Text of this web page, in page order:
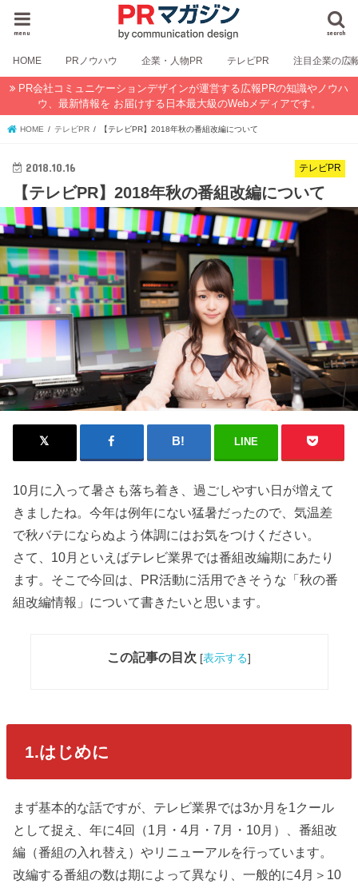
search
menu
HOME PRノウハウ 企業・人物PR テレビPR 注目企業の広
PR会社コミュニケーションデザインが運営する広報PRの知識やノウハ
ウ、最新情報を お届けする日本最大級のWebメディアです。
HOME テレビPR 【テレビPR】2018年秋の番組改編について
テレビPR
2018.10.16
【テレビPR】2018年秋の番組改編について
LINE
10月に入って暑さも落ち着き、過ごしやすい日が増えて
きましたね。今年は例年にない猛暑だったので、気温差
で秋バテにならぬよう体調にはお気をつけください。
さて、10月といえばテレビ業界では番組改編期にあたり
ます。そこで今回は、PR活動に活用できそうな「秋の番
組改編情報」について書きたいと思います。
この記事の目次 [表示する]
1.はじめに
まず基本的な話ですが、テレビ業界では3か月を1クール
として捉え、年に4回（1月・4月・7月・10月）、番組改
編（番組の入れ替え）やリニューアルを行っています。
改編する番組の数は期によって異なり、一般的に4月＞10